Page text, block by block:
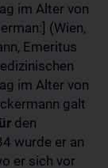
im Alter von
(Wien,
Emeritus
im Alter von
galt
den
wurde er an
er sich vor